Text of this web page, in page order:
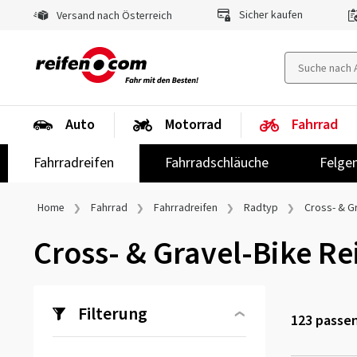
Versand nach Österreich Sicher kaufen
Auto Motorrad
Fahrrad
Fahrradreifen
Fahrradschläuche
Home Fahrrad Fahrradreifen Radtyp Cross- &
Cross- & Gravel-Bike
Filterung 123